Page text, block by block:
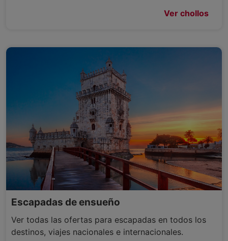
Ver chollos
Escapadas de ensueño
Ver todas las ofertas para escapadas en todos los
destinos, viajes nacionales e internacionales.